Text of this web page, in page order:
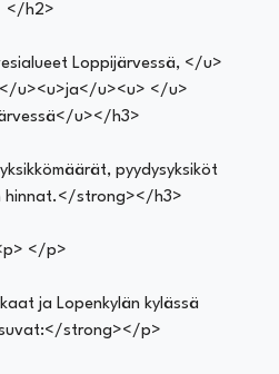
</h2>
Loppijärvessä, </u>
u><u>ja</u><u> </u>
u></h3>
pyydysyksiköt
hinnat.</strong></h3>
</p>
ja Lopenkylän kylässä
strong></p>